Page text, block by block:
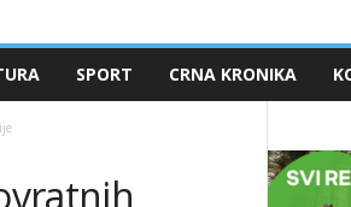
SPORT CRNA KRONIKA